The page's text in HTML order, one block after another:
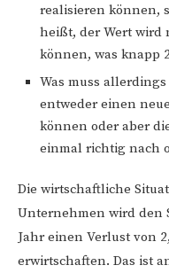
realisieren können,
heißt, der Wert wird
können, was knapp
Was muss
entweder einen
können oder aber
einmal richtig nach
Die wirtschaftliche
Unternehmen wird den
Jahr einen Verlust von
erwirtschaften. Das ist